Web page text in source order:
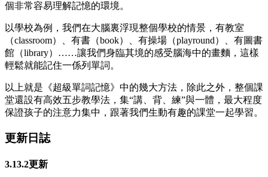
個非常容易理解記憶的環境。
以學校為例，我們在大腦裏浮現整個學校的情景，有教室
（classroom）、有書（book）、有操場（playround）、有圖書
館（library）……讓我們身臨其境的感受腦海中的畫麵，這樣
輕鬆就能記住一係列單詞。
以上就是《超級單詞記憶》中的幾大方法，除此之外，整個課
堂還設有高效五步教學法，集“講、背、練”與一體，最大程度
保證孩子的注意力集中，跟著我們生動有趣的課堂一起學習。
更新日誌
3.13.2更新